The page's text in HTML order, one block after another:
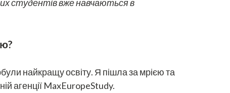
студентів вже навчаються в
найкращу освіту. Я пішла за мрією та
агенції MaxEuropeStudy.